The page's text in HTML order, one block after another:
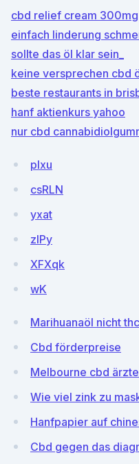
cbd relief cream 300mg
einfach linderung
sollte das öl klar sein_
keine versprechen cbd
beste restaurants in
hanf aktienkurs yahoo
nur cbd
pIxu
csRLN
yxat
zIPy
XFXqk
wK
Marihuanaöl nicht thc
Cbd förderpreise
Melbourne cbd
Wie viel zink zu
Hanfpapier auf
Cbd gegen das